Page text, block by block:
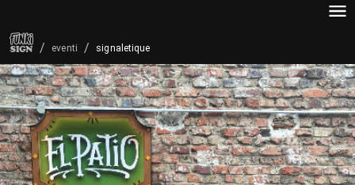
/ eventi / signaletique